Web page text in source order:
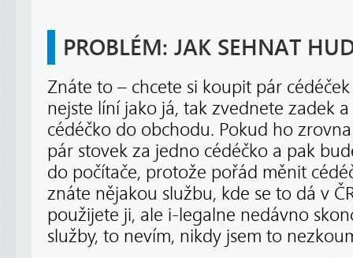
PROBLÉM: JAK SEHNAT
Znáte to – chcete si koupit pár
nejste líní jako já, tak zvednete zadek
cédéčko do obchodu. Pokud ho
pár stovek za jedno cédéčko a pak
do počítače, protože pořád měnit
znáte nějakou službu, kde se to dá v
použijete ji, ale i-legalne nedávno
služby, to nevím, nikdy jsem to